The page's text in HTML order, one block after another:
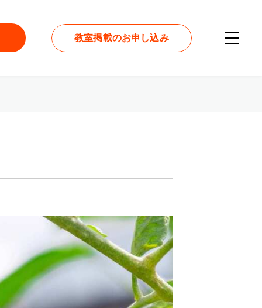
教室掲載のお申し込み